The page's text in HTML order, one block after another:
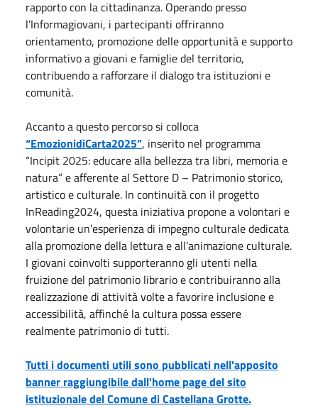
rapporto con la cittadinanza. Operando presso
l’Informagiovani, i partecipanti offriranno
orientamento, promozione delle opportunità e supporto
informativo a giovani e famiglie del territorio,
contribuendo a rafforzare il dialogo tra istituzioni e
comunità.
Accanto a questo percorso si colloca
“EmozionidiCarta2025”, inserito nel programma
“Incipit 2025: educare alla bellezza tra libri, memoria e
natura” e afferente al Settore D – Patrimonio storico,
artistico e culturale. In continuità con il progetto
InReading2024, questa iniziativa propone a volontari e
volontarie un’esperienza di impegno culturale dedicata
alla promozione della lettura e all’animazione culturale.
I giovani coinvolti supporteranno gli utenti nella
fruizione del patrimonio librario e contribuiranno alla
realizzazione di attività volte a favorire inclusione e
accessibilità, affinché la cultura possa essere
realmente patrimonio di tutti.
Tutti i documenti utili sono pubblicati nell'apposito
banner raggiungibile dall'home page del sito
istituzionale del Comune di Castellana Grotte.